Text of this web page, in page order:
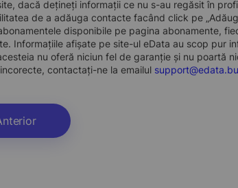
dacă dețineți informații ce nu s-au regăsit în
de a adăuga contacte facând click pe
disponibile pe pagina abonamente,
Informațiile afișate pe site-ul eData au scop pur
nu oferă niciun fel de garanție și nu poartă
contactați-ne la emailul